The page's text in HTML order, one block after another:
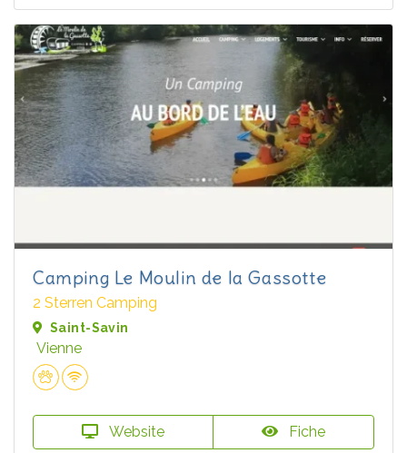
Camping Le Moulin de la Gassotte
2 Sterren Camping
Saint-Savin
Vienne
Website Fiche